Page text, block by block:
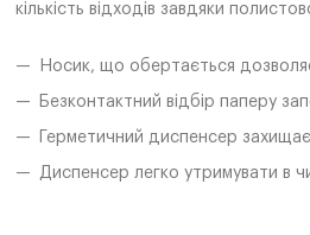
кількість відходів завдяки
Носик, що обертається
Безконтактний відбір паперу
Герметичний диспенсер
Диспенсер легко утримувати в